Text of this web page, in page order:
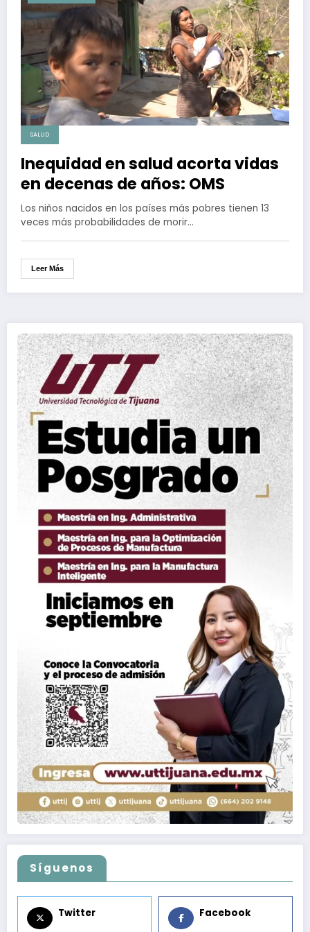
SALUD
Inequidad en salud acorta vidas
en decenas de años: OMS
Los niños nacidos en los países más pobres tienen 13
veces más probabilidades de morir…
Leer Más
Síguenos
Twitter Facebook